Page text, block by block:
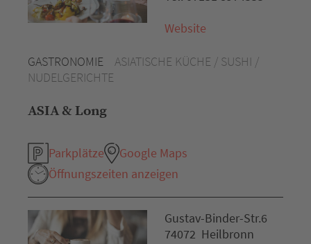
GASTRONOMIE
ASIATISCHE KÜCHE / SUSHI /
NUDELGERICHTE
ASIA & Long
Parkplätze
Google Maps
Öffnungszeiten anzeigen
Website
Gustav-Binder-Str.6
74072 Heilbronn